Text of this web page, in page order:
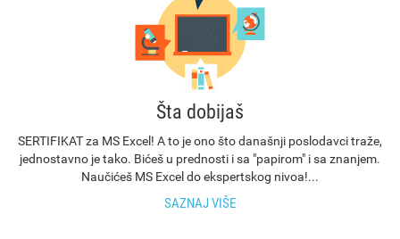
Šta dobijaš
SERTIFIKAT za MS Excel! A to je ono što današnji poslodavci traže,
jednostavno je tako. Bićeš u prednosti i sa "papirom" i sa znanjem.
Naučićeš MS Excel do ekspertskog nivoa!...
SAZNAJ VIŠE